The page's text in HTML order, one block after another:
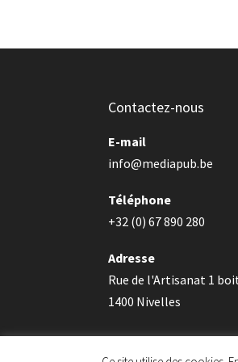
Contactez-nous
E-mail
info@mediapub.be
Téléphone
+32 (0) 67 890 280
Adresse
Rue de l'Artisanat 1
1400 Nivelles